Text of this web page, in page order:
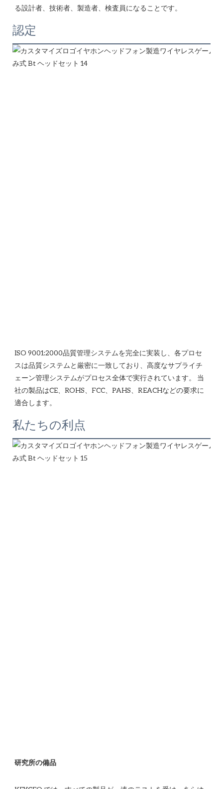
認定
ISO 9001:2000品質管理システムを完全に実装し、各プロセ
スは品質システムと厳密に一致しており、高度なサプライチ
ェーン管理システムがプロセス全体で実行されています。 当
社の製品はCE、ROHS、FCC、PAHS、REACHなどの要求に
私たちの利点